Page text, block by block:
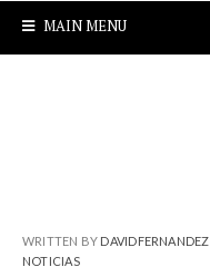
MAIN MENU
WRITTEN BY DAVIDFERNANDEZ
NOTICIAS